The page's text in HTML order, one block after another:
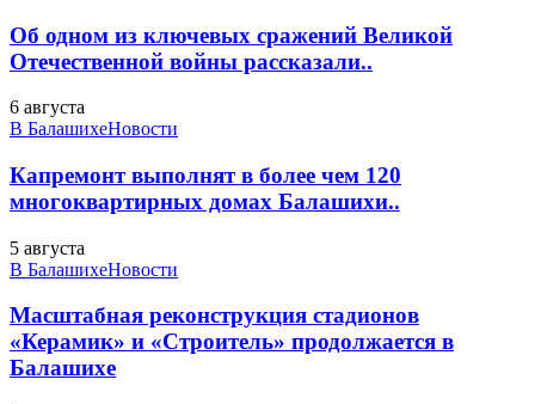
Об одном из ключевых сражений Великой
Отечественной войны рассказали..
6 августа
В БалашихеНовости
Капремонт выполнят в более чем 120
многоквартирных домах Балашихи..
5 августа
В БалашихеНовости
Масштабная реконструкция стадионов
«Керамик» и «Строитель» продолжается в
Балашихе